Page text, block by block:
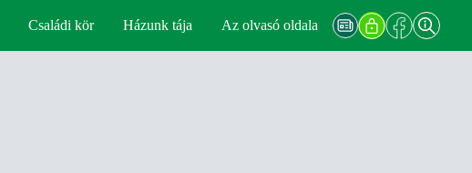
Családi kör Házunk tája Az olvasó oldala